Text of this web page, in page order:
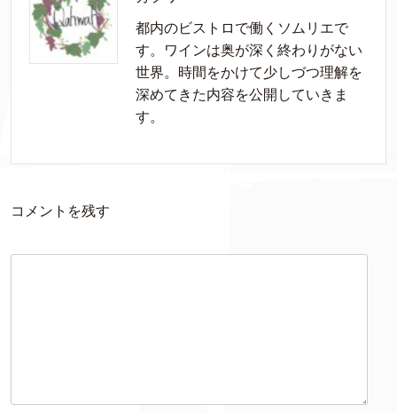
都内のビストロで働くソムリエで
す。ワインは奥が深く終わりがない
世界。時間をかけて少しづつ理解を
深めてきた内容を公開していきま
す。
コメントを残す